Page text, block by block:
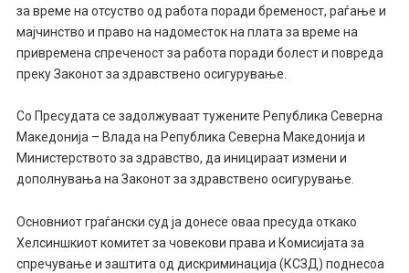
за време на отсуство од работа поради бременост, раѓање и
мајчинство и право на надоместок на плата за време на
привремена спреченост за работа поради болест и повреда
преку Законот за здравствено осигурување.
Со Пресудата се задолжуваат тужените Република Северна
Македонија – Влада на Република Северна Македонија и
Министерството за здравство, да иницираат измени и
дополнувања на Законот за здравствено осигурување.
Основниот граѓански суд ја донесе оваа пресуда откако
Хелсиншкиот комитет за човекови права и Комисијата за
спречување и заштита од дискриминација (КСЗД) поднесоа